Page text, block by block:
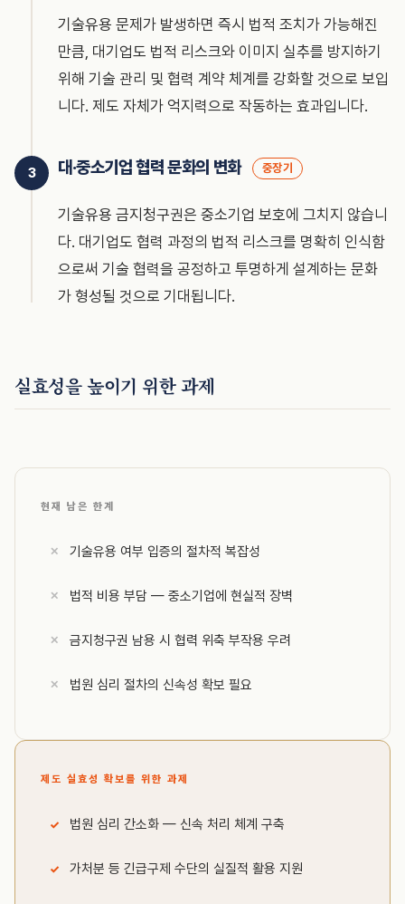
기술유용 문제가 발생하면 즉시 법적 조치가 가능해진
만큼, 대기업도 법적 리스크와 이미지 실추를 방지하기
위해 기술 관리 및 협력 계약 체계를 강화할 것으로 보입
니다. 제도 자체가 억지력으로 작동하는 효과입니다.
대·중소기업 협력 문화의 변화 중장기
기술유용 금지청구권은 중소기업 보호에 그치지 않습니
다. 대기업도 협력 과정의 법적 리스크를 명확히 인식함
으로써 기술 협력을 공정하고 투명하게 설계하는 문화
가 형성될 것으로 기대됩니다.
실효성을 높이기 위한 과제
현재 남은 한계
기술유용 여부 입증의 절차적 복잡성
법적 비용 부담 — 중소기업에 현실적 장벽
금지청구권 남용 시 협력 위축 부작용 우려
법원 심리 절차의 신속성 확보 필요
제도 실효성 확보를 위한 과제
법원 심리 간소화 — 신속 처리 체계 구축
가처분 등 긴급구제 수단의 실질적 활용 지원